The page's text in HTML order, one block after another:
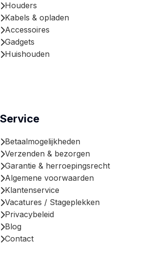
Houders
Kabels & opladen
Accessoires
Gadgets
Huishouden
Service
Betaalmogelijkheden
Verzenden & bezorgen
Garantie & herroepingsrecht
Algemene voorwaarden
Klantenservice
Vacatures / Stageplekken
Privacybeleid
Blog
Contact